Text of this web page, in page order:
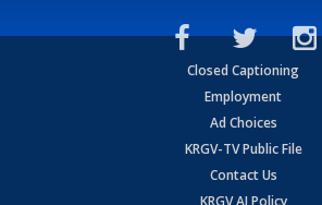
Closed Captioning
Employment
Ad Choices
KRGV-TV Public File
Contact Us